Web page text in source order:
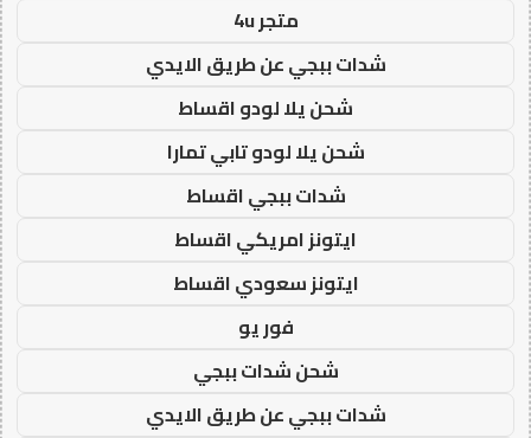
متجر 4u
شدات ببجي عن طريق الايدي
شحن يلا لودو اقساط
شحن يلا لودو تابي تمارا
شدات ببجي اقساط
ايتونز امريكي اقساط
ايتونز سعودي اقساط
فور يو
شحن شدات ببجي
شدات ببجي عن طريق الايدي